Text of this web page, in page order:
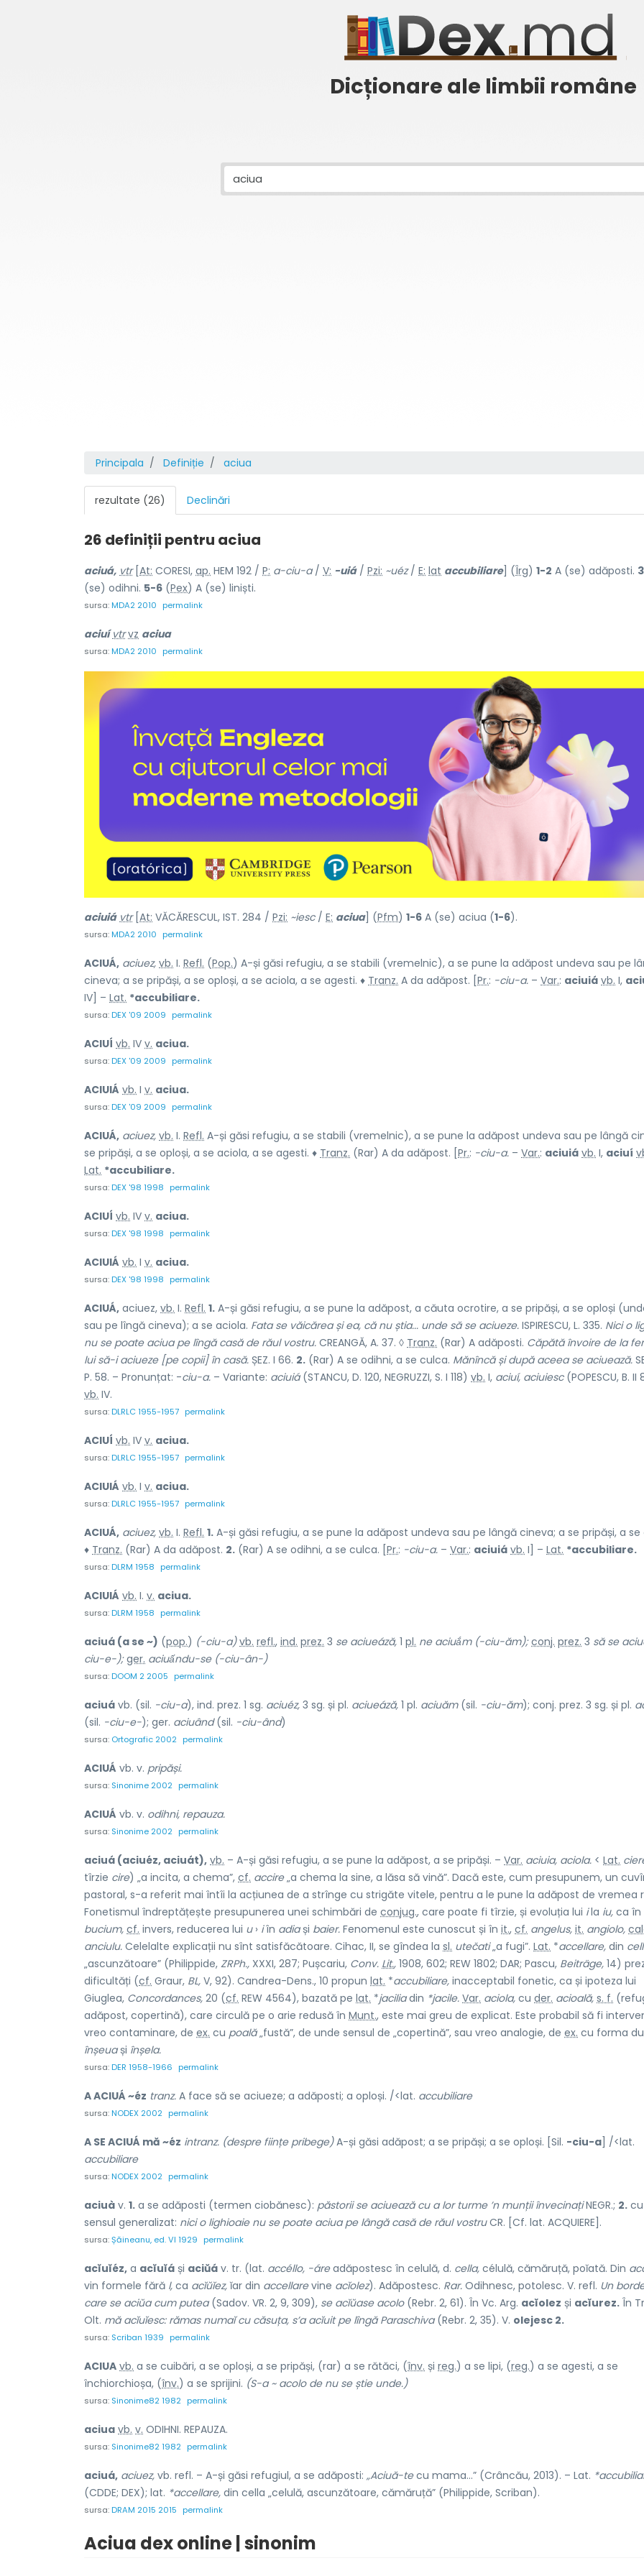
Dicționare ale limbii române
Principala Definiție aciua
rezultate (26) Declinări
26 definiții pentru aciua
aciuá, vtr[ At: CORESI, ap. HEM 192 / P: a-ciu-a/ V: -uiá/ Pzi: ~uéz/ E: lat accubiliare] (Îrg) 1-2 A (se) adăposti.
(se) odihni. 5-6 (Pex) A (se) liniști.
sursa:MDA2 2010 permalink
aciuí vtr vz aciua
sursa:MDA2 2010 permalink
aciuiá vtr[At: VĂCĂRESCUL, IST. 284 / Pzi: ~iesc/ E: aciua] (Pfm) 1-6 A (se) aciua (1-6).
sursa:MDA2 2010 permalink
ACIUÁ, aciuez, vb. I. Refl. (Pop.) A-și găsi refugiu, a se stabili (vremelnic), a se pune la adăpost undeva sau pe
cineva; a se pripăși, a se oploși, a se aciola, a se agesti. ♦ Tranz. A da adăpost. [Pr.: -ciu-a. – Var.: aciuiá vb. I,
IV] – Lat. *accubiliare.
sursa:DEX '09 2009 permalink
ACIUÍ vb. IV v. aciua.
sursa:DEX '09 2009 permalink
ACIUIÁ vb. I v. aciua.
sursa:DEX '09 2009 permalink
ACIUÁ, aciuez, vb. I. Refl. A-și găsi refugiu, a se stabili (vremelnic), a se pune la adăpost undeva sau pe lângă
se pripăși, a se oploși, a se aciola, a se agesti. ♦ Tranz. (Rar) A da adăpost. [Pr.: -ciu-a. – Var.: aciuiá vb. I, aciuí
Lat. *accubiliare.
sursa:DEX '98 1998 permalink
ACIUÍ vb. IV v. aciua.
sursa:DEX '98 1998 permalink
ACIUIÁ vb. I v. aciua.
sursa:DEX '98 1998 permalink
ACIUÁ, aciuez, vb. I. Refl. 1. A-și găsi refugiu, a se pune la adăpost, a căuta ocrotire, a se pripăși, a se oploși
sau pe lîngă cineva); a se aciola. Fata se văicărea și ea, că nu știa... unde să se aciueze. ISPIRESCU, L. 335. Nici o
nu se poate aciua pe lîngă casă de răul vostru. CREANGĂ, A. 37. ◊ Tranz. (Rar) A adăposti. Căpătă învoire de la
lui să-i aciueze [pe copii] în casă. ȘEZ. I 66. 2. (Rar) A se odihni, a se culca. Mănîncă și după aceea se aciuează.
P. 58. – Pronunțat: -ciu-a. – Variante: aciuiá(STANCU, D. 120, NEGRUZZI, S. I 118) vb. I, aciuí, aciuiesc(POPESCU, B. II
vb. IV.
sursa:DLRLC 1955-1957 permalink
ACIUÍ vb. IV v. aciua.
sursa:DLRLC 1955-1957 permalink
ACIUIÁ vb. I v. aciua.
sursa:DLRLC 1955-1957 permalink
ACIUÁ, aciuez, vb. I. Refl. 1. A-și găsi refugiu, a se pune la adăpost undeva sau pe lângă cineva; a se pripăși, a se
♦ Tranz. (Rar) A da adăpost. 2. (Rar) A se odihni, a se culca. [Pr.: -ciu-a. – Var.: aciuiá vb. I] – Lat. *accubiliare.
sursa:DLRM 1958 permalink
ACIUIÁ vb. I. v. aciua.
sursa:DLRM 1958 permalink
aciuá (a se ~) (pop.) (-ciu-a) vb. refl., ind. prez. 3 se aciueáză, 1 pl. ne aciuắm (-ciu-ăm); conj. prez. 3 să se
ciu-e-); ger. aciuấndu-se (-ciu-ân-)
sursa:DOOM 2 2005 permalink
aciuá vb. (sil. -ciu-a), ind. prez. 1 sg. aciuéz, 3 sg. și pl. aciueáză, 1 pl. aciuăm(sil. -ciu-ăm); conj. prez. 3 sg. și pl.
(sil. -ciu-e-); ger. aciuând(sil. -ciu-ând)
sursa: Ortografic 2002 permalink
ACIUÁ vb. v. pripăși.
sursa: Sinonime 2002 permalink
ACIUÁ vb. v. odihni, repauza.
sursa: Sinonime 2002 permalink
aciuá (aciuéz, aciuát), vb. – A-și găsi refugiu, a se pune la adăpost, a se pripăși. – Var. aciuia, aciola. < Lat.
tîrzie cire) „a incita, a chema”, cf. accire„a chema la sine, a lăsa să vină”. Dacă este, cum presupunem, un
pastoral, s-a referit mai întîi la acțiunea de a strînge cu strigăte vitele, pentru a le pune la adăpost de vremea
Fonetismul îndreptățește presupunerea unei schimbări de conjug., care poate fi tîrzie, și evoluția lui ila iu, ca în
bucium, cf. invers, reducerea lui u› iîn adiași baier. Fenomenul este cunoscut și în it., cf. angelus, it. angiolo,
anciulu. Celelalte explicații nu sînt satisfăcătoare. Cihac, II, se gîndea la sl. utečati„a fugi”. Lat. *accellare, din
„ascunzătoare” (Philippide, ZRPh., XXXI, 287; Pușcariu, Conv. Lit., 1908, 602; REW 1802; DAR; Pascu, Beiträge, 14)
dificultăți (cf. Graur, BL, V, 92). Candrea-Dens., 10 propun lat. *accubiliare, inacceptabil fonetic, ca și ipoteza lui
Giuglea, Concordances, 20 (cf. REW 4564), bazată pe lat. *jaciliadin *jacile. Var. aciola, cu der. acioală, s. f.
adăpost, copertină), care circulă pe o arie redusă în Munt., este mai greu de explicat. Este probabil să fi
vreo contaminare, de ex. cu poală„fustă”, de unde sensul de „copertină”, sau vreo analogie, de ex. cu forma
înșeuași înșela.
sursa:DER 1958-1966 permalink
A ACIUÁ ~éz tranz. A face să se aciueze; a adăposti; a oploși. /<lat. accubiliare
sursa:NODEX 2002 permalink
A SE ACIUÁ mă ~éz intranz. (despre ființe pribege)A-și găsi adăpost; a se pripăși; a se oploși. [Sil. -ciu-a] /<lat.
accubiliare
sursa:NODEX 2002 permalink
aciuà v. 1. a se adăposti (termen ciobănesc): păstorii se aciuează cu a lor turme ’n munții învecinațiNEGR.; 2. cu
sensul generalizat: nici o lighioaie nu se poate aciua pe lângă casă de răul vostruCR. [Cf. lat. ACQUIERE].
sursa:Șăineanu, ed. VI 1929 permalink
acĭuĭéz, a acĭuĭá și aciŭá v. tr. (lat. accéllo, -áreadăpostesc în celulă, d. cella, célulă, cămăruță, poĭată. Din
vin formele fără l, ca acĭŭĭez, ĭar din accellarevine acĭolez). Adăpostesc. Rar. Odihnesc, potolesc. V. refl. Un
care se aciŭa cum putea(Sadov. VR. 2, 9, 309), se acĭŭase acolo(Rebr. 2, 61). În Vc. Arg. acĭolez și acĭurez. În
Olt. mă acĭuĭesc: rămas numaĭ cu căsuța, s’a acĭuit pe lîngă Paraschiva(Rebr. 2, 35). V. olejesc 2.
sursa: Scriban 1939 permalink
ACIUA vb. a se cuibări, a se oploși, a se pripăși, (rar) a se rătăci, (înv. și reg.) a se lipi, (reg.) a se agesti, a se
închiorchioșa, (înv.) a se sprijini. (S-a ~ acolo de nu se știe unde.)
sursa: Sinonime82 1982 permalink
aciua vb. v. ODIHNI. REPAUZA.
sursa: Sinonime82 1982 permalink
aciuá, aciuez, vb. refl. – A-și găsi refugiul, a se adăposti: „Aciuă-tecu mama…” (Crâncău, 2013). – Lat.
(CDDE; DEX); lat. *accellare, din cella „celulă, ascunzătoare, cămăruță” (Philippide, Scriban).
sursa:DRAM 2015 2015 permalink
Aciua dex online | sinonim